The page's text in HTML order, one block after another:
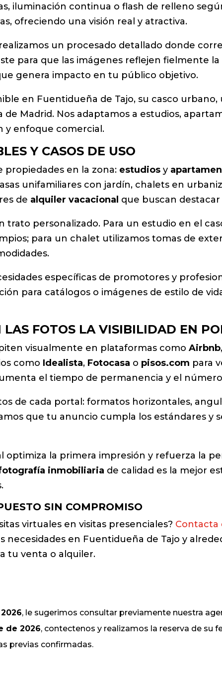
iluminación continua o flash de relleno
ofreciendo una visión real y atractiva.
un procesado detallado donde
para que las imágenes reflejen fielmente la
genera impacto en tu público objetivo.
en Fuentidueña de Tajo, su casco
Madrid. Nos adaptamos a estudios,
y enfoque comercial.
Y CASOS DE USO
en la zona: estudios y
unifamiliares con jardín, chalets en
de alquiler vacacional que buscan
trato personalizado. Para un estudio en el
para un chalet utilizamos tomas de
específicas de promotores y
para catálogos o imágenes de estilo de
LAS FOTOS LA VISIBILIDAD EN
visualmente en plataformas comoAirbnb,
como Idealista, Fotocasa o pisos.com para
el tiempo de permanencia y el
de cada portal: formatos horizontales,
que tu anuncio cumpla los estándares y
optimiza la primera impresión y refuerza la
inmobiliaria de calidad es la mejor
SIN COMPROMISO
virtuales en visitas presenciales? Contacta
necesidades en Fuentidueña de Tajo y
tu venta o alquiler.
, le sugerimos consultar previamente nuestra
de 2026, contectenos y realizamos la reserva de su
previas confirmadas.